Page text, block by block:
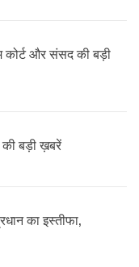
कोर्ट और संसद की बड़ी
बड़ी ख़बरें
का इस्तीफा,